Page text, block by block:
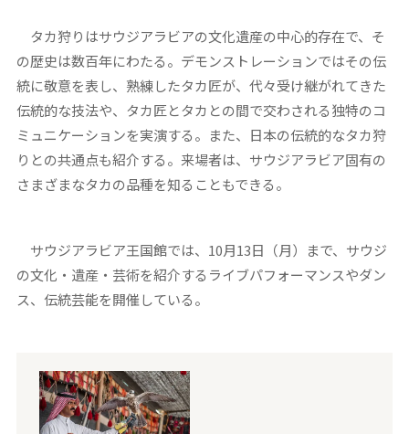
タカ狩りはサウジアラビアの文化遺産の中心的存在で、そ
の歴史は数百年にわたる。デモンストレーションではその伝
統に敬意を表し、熟練したタカ匠が、代々受け継がれてきた
伝統的な技法や、タカ匠とタカとの間で交わされる独特のコ
ミュニケーションを実演する。また、日本の伝統的なタカ狩
りとの共通点も紹介する。来場者は、サウジアラビア固有の
さまざまなタカの品種を知ることもできる。
サウジアラビア王国館では、10月13日（月）まで、サウジ
の文化・遺産・芸術を紹介するライブパフォーマンスやダン
ス、伝統芸能を開催している。